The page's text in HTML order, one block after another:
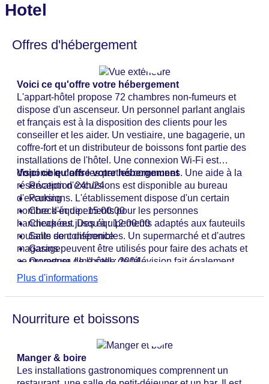
Hotel
Offres d'hébergement
Voici ce qu'offre votre hébergement
L'appart-hôtel propose 72 chambres non-fumeurs et
dispose d'un ascenseur. Un personnel parlant anglais
et français est à la disposition des clients pour les
conseiller et les aider. Un vestiaire, une bagagerie, un
coffre-fort et un distributeur de boissons font partie des
installations de l'hôtel. Une connexion Wi-Fi est
disponible dans les parties communes. Une aide à la
réservation d'excursions est disponible au bureau
d'excursions. L'établissement dispose d'un certain
nombre d'équipements pour les personnes
handicapées. Des équipements adaptés aux fauteuils
roulants sont disponibles. Un supermarché et d'autres
magasins peuvent être utilisés pour faire des achats et
se promener. Une salle de télévision fait également
partie des installations de l'hôtel-appartement. Si vous
garage ou sur le parking. Parmi les autres services, on
trouve une assistance médicale, un service de
blanchisserie et une laverie à pièces. Un journal
quotidien est mis gratuitement à la disposition des
clients. Le centre d'affaires est équipé d'un fax, d'un
projecteur et d'une photocopieuse.
Voici ce qu'offre votre hébergement
Réception 24h/24
Parking
Check-in de : 15:00:00
Check-out jusqu'à : 12:00:00
Salle de conférence
Garage
Ouverture de l'hôtel : 2004
Coffre-fort de l'hôtel
Ascenseur
Mini-marché
Nombre de salles de réunion : 8
Nombre d'ascenseurs : 1
Service de chambre : sans frais
Nombre total d'étages : 8
Nombre total de chambres : 72
Plus d'informations
Nourriture et boissons
Manger & boire
Les installations gastronomiques comprennent un